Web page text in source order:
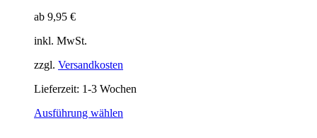
ab 9,95 €
inkl. MwSt.
zzgl. Versandkosten
Lieferzeit: 1-3 Wochen
Ausführung wählen